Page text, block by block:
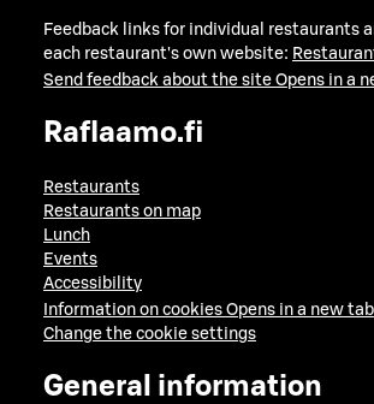
Feedback links for individual restaurants
each restaurant's own website:
Send feedback about the site Opens in a
Raflaamo.fi
Restaurants
Restaurants on map
Lunch
Events
Accessibility
Information on cookies Opens in a new tab
Change the cookie settings
General information